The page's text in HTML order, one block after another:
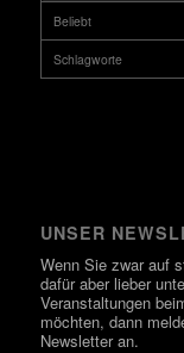
Beliebt
Schlagworte
UNSER
Wenn Sie zwar auf
dafür aber lieber
Veranstaltungen
möchten, dann
Newsletter an.